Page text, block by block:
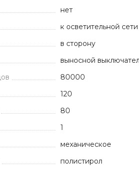
нет
к осветительной сети
в сторону
выносной
80000
120
80
1
механическое
полистирол